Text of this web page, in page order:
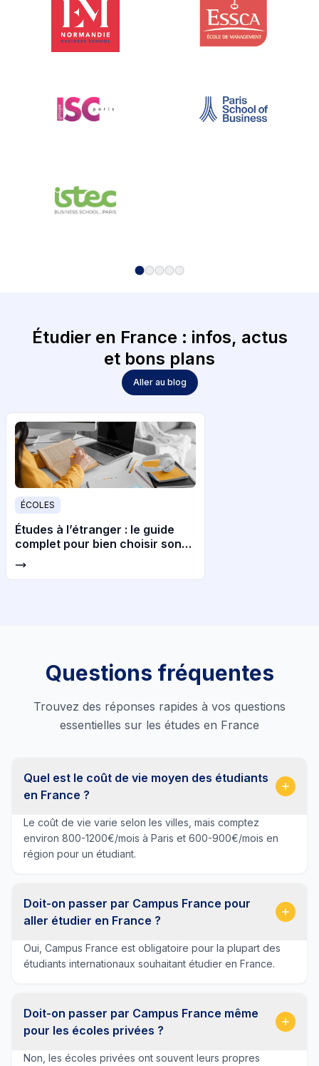
Étudier en France : infos, actus
et bons plans
Aller au blog
ÉCOLES
Études à l’étranger : le guide
complet pour bien choisir son
Questions fréquentes
Trouvez des réponses rapides à vos questions
essentielles sur les études en France
Quel est le coût de vie moyen des étudiants
en France ?
Le coût de vie varie selon les villes, mais comptez
environ 800-1200€/mois à Paris et 600-900€/mois en
région pour un étudiant.
Doit-on passer par Campus France pour
aller étudier en France ?
Oui, Campus France est obligatoire pour la plupart des
étudiants internationaux souhaitant étudier en France.
Doit-on passer par Campus France même
pour les écoles privées ?
Non, les écoles privées ont souvent leurs propres